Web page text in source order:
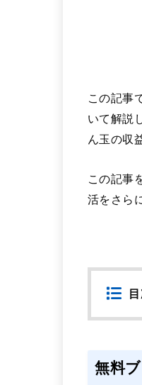
この記事
いて解説
ん玉の収
この記事
活をさら
無料